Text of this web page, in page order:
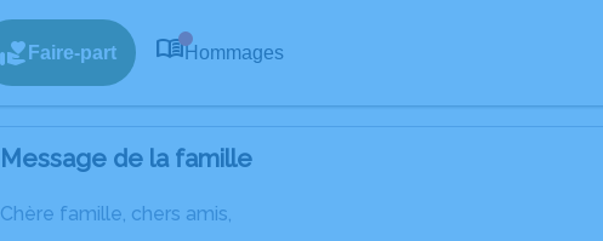
Faire-part Hommages
Message de la famille
Chère famille, chers amis,